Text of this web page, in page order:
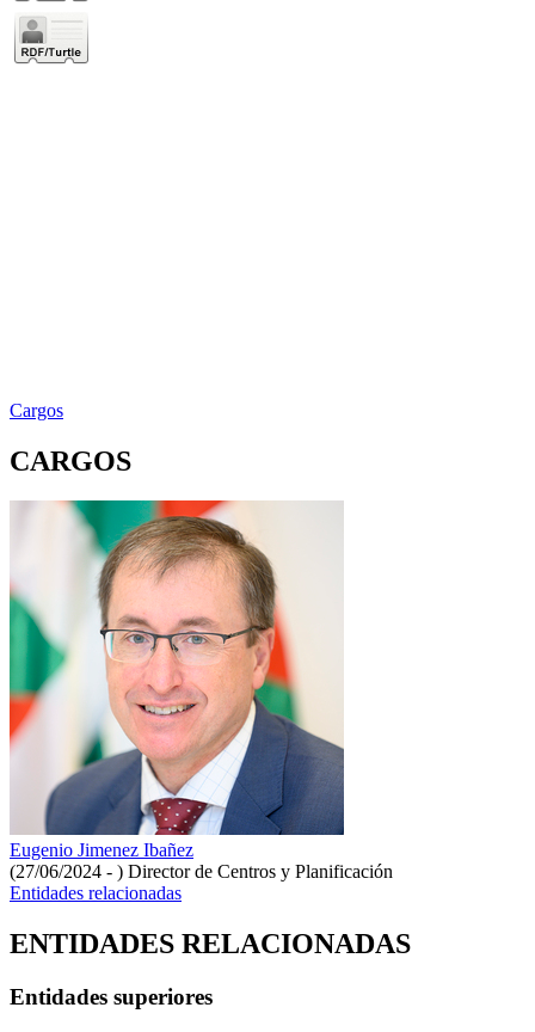
Cargos
CARGOS
Eugenio Jimenez Ibañez
(27/06/2024 - ) Director de Centros y Planificación
Entidades relacionadas
ENTIDADES RELACIONADAS
Entidades superiores